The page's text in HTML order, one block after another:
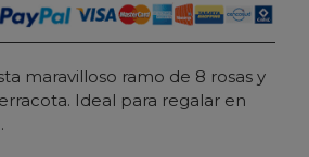
maravilloso ramo de 8 rosas y
Ideal para regalar en